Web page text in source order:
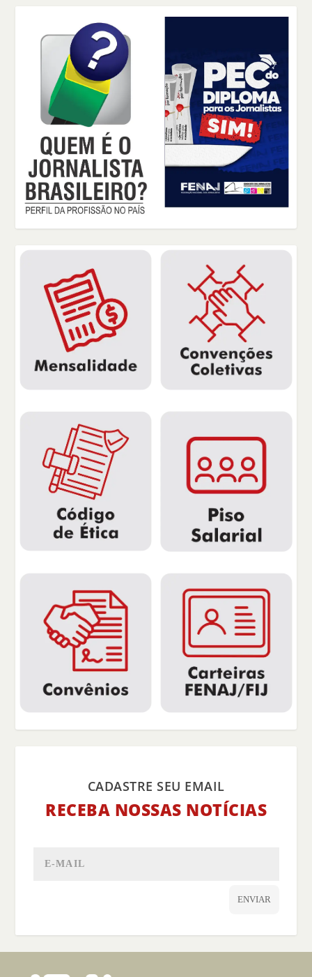
CADASTRE SEU EMAIL
RECEBA NOSSAS NOTÍCIAS
ENVIAR